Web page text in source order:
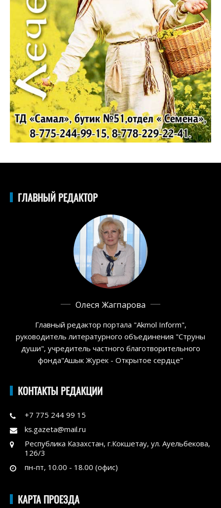
ГЛАВНЫЙ РЕДАКТОР
Олеся Жагпарова
Главный редактор портала "Akmol Inform",
руководитель литературного объединения "Струны
души", учредитель частного благотворительного
фонда"Ашык Журек - Открытое сердце"
КОНТАКТЫ РЕДАКЦИИ
+7 775 244 99 15
ks.gazeta@mail.ru
Республика Казахстан, г.Кокшетау, ул. Ауельбекова,
126/3
пн-пт, 10.00 - 18.00 (офис)
КАРТА ПРОЕЗДА